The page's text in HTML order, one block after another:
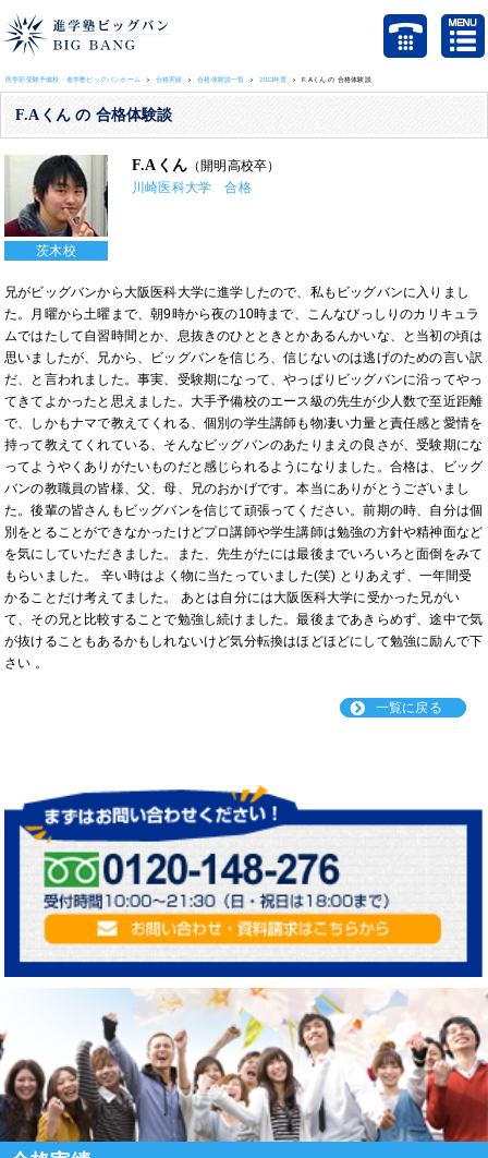
医学部受験予備校・進学塾ビッグバンホーム 合格実績 合格体験談一覧 2013年度 F.Aくん の 合格体験談
F.Aくん の 合格体験談
茨木校
F.Aくん （開明高校卒）
川崎医科大学 合格
兄がビッグバンから大阪医科大学に進学したので、私もビッグバンに入りまし
た。月曜から土曜まで、朝9時から夜の10時まで、こんなびっしりのカリキュラ
ムではたして自習時間とか、息抜きのひとときとかあるんかいな、と当初の頃は
思いましたが、兄から、ビッグバンを信じろ、信じないのは逃げのための言い訳
だ、と言われました。事実、受験期になって、やっぱりビッグバンに沿ってやっ
てきてよかったと思えました。大手予備校のエース級の先生が少人数で至近距離
で、しかもナマで教えてくれる、個別の学生講師も物凄い力量と責任感と愛情を
持って教えてくれている、そんなビッグバンのあたりまえの良さが、受験期にな
ってようやくありがたいものだと感じられるようになりました。合格は、ビッグ
バンの教職員の皆様、父、母、兄のおかげです。本当にありがとうございまし
た。後輩の皆さんもビッグバンを信じて頑張ってください。前期の時、自分は個
別をとることができなかったけどプロ講師や学生講師は勉強の方針や精神面など
を気にしていただきました。また、先生がたには最後までいろいろと面倒をみて
もらいました。 辛い時はよく物に当たっていました(笑) とりあえず、一年間受
かることだけ考えてました。 あとは自分には大阪医科大学に受かった兄がい
て、その兄と比較することで勉強し続けました。最後まであきらめず、途中で気
が抜けることもあるかもしれないけど気分転換はほどほどにして勉強に励んで下
さい 。
一覧に戻る